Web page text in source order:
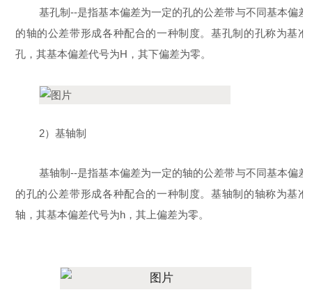
基孔制--是指基本偏差为一定的孔的公差带与不同基本偏差
的轴的公差带形成各种配合的一种制度。基孔制的孔称为基准
孔，其基本偏差代号为H，其下偏差为零。
2）基轴制
基轴制--是指基本偏差为一定的轴的公差带与不同基本偏差
的孔的公差带形成各种配合的一种制度。基轴制的轴称为基准
轴，其基本偏差代号为h，其上偏差为零。